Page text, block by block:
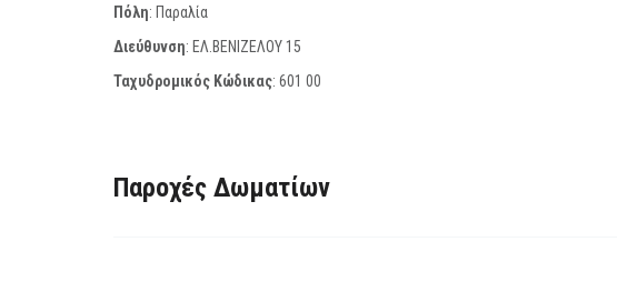
Πόλη: Παραλία
Διεύθυνση: ΕΛ.ΒΕΝΙΖΕΛΟΥ 15
Ταχυδρομικός Κώδικας: 601 00
Παροχές Δωματίων